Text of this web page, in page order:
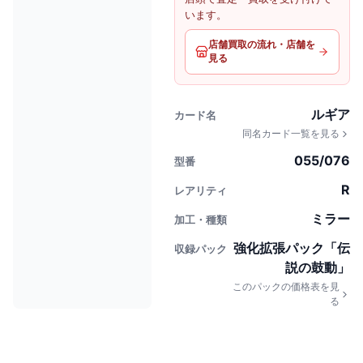
います。
店舗買取の流れ・店舗を
見る
カード名 ルギア
同名カード一覧を見る
型番 055/076
レアリティ R
加工・種類 ミラー
収録パック
強化拡張パック「伝
説の鼓動」
このパックの価格表を見
る